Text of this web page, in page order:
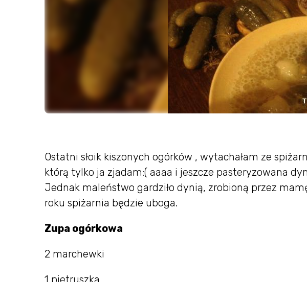
Ostatni słoik kiszonych ogórków , wytachałam ze
którą tylko ja zjadam:( aaaa i jeszcze pasteryzowana
Jednak maleństwo gardziło dynią, zrobioną przez
roku spiżarnia będzie uboga.
Zupa ogórkowa
2 marchewki
1 pietruszka